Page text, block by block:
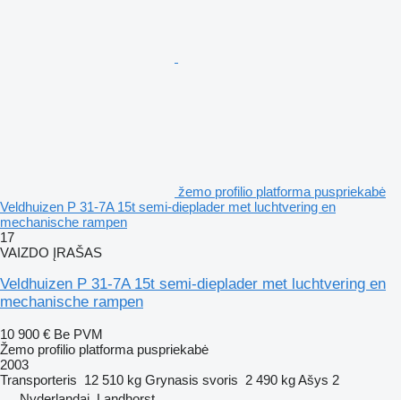
žemo profilio platforma puspriekabė
Veldhuizen P 31-7A 15t semi-dieplader met luchtvering en
mechanische rampen
17
VAIZDO ĮRAŠAS
Veldhuizen P 31-7A 15t semi-dieplader met luchtvering en
mechanische rampen
10 900 € Be PVM
Žemo profilio platforma puspriekabė
2003
Transporteris 12 510 kg Grynasis svoris 2 490 kgAšys 2